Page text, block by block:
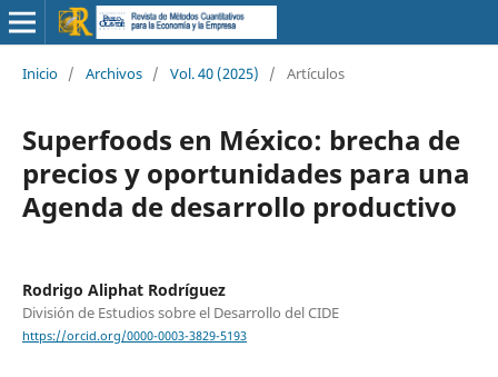
Inicio / Archivos / Vol. 40 (2025) / Artículos
Superfoods en México: brecha de
precios y oportunidades para una
Agenda de desarrollo productivo
Rodrigo Aliphat Rodríguez
División de Estudios sobre el Desarrollo del CIDE
https://orcid.org/0000-0003-3829-5193